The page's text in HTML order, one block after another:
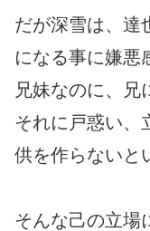
だが深雪は、達
になる事に嫌悪
兄妹なのに、兄
それに戸惑い、
供を作らないと
そんな己の立場